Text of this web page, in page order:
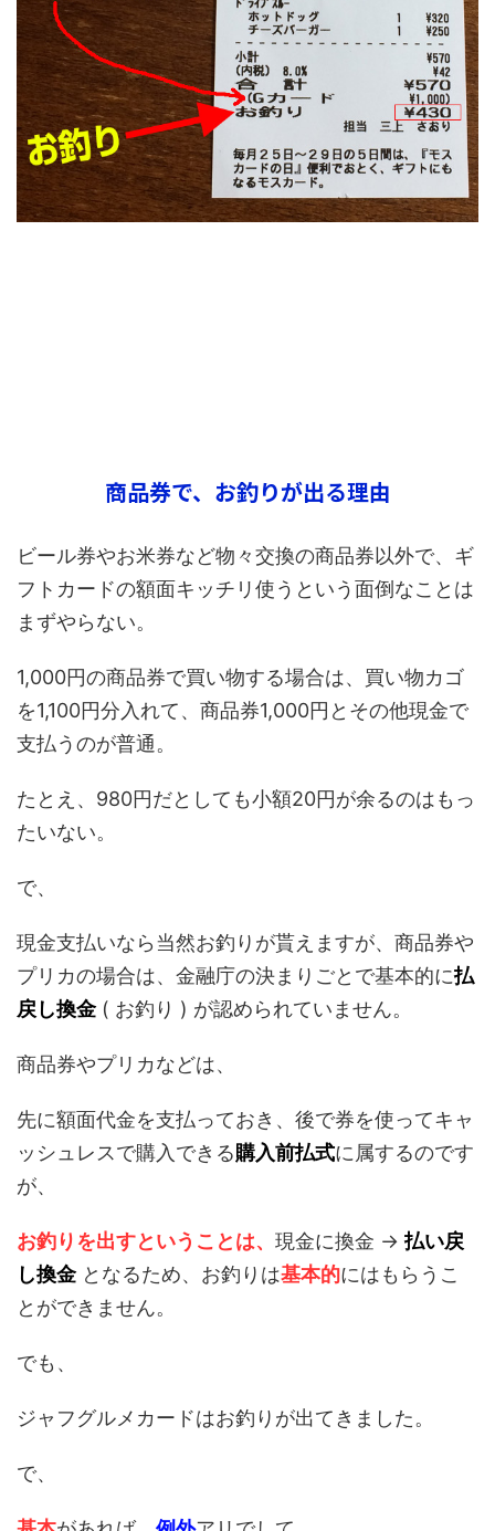
商品券で、お釣りが出る理由
ビール券やお米券など物々交換の商品券以外で、ギ
フトカードの額面キッチリ使うという面倒なことは
まずやらない。
1,000円の商品券で買い物する場合は、買い物カゴ
を1,100円分入れて、商品券1,000円とその他現金で
支払うのが普通。
たとえ、980円だとしても小額20円が余るのはもっ
たいない。
で、
現金支払いなら当然お釣りが貰えますが、商品券や
プリカの場合は、金融庁の決まりごとで基本的に払
戻し換金( お釣り ) が認められていません。
商品券やプリカなどは、
先に額面代金を支払っておき、後で券を使ってキャ
ッシュレスで購入できる購入前払式に属するのです
が、
お釣りを出すということは、 現金に換金 →払い戻
し換金となるため、お釣りは基本的にはもらうこ
とができません。
でも、
ジャフグルメカードはお釣りが出てきました。
で、